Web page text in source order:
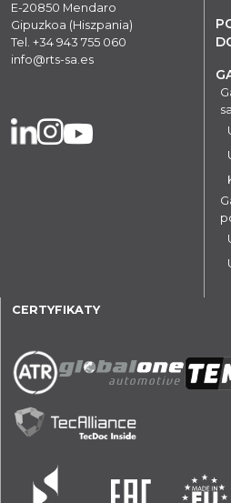
E-20850 Mendaro
Gipuzkoa (Hiszpania)
Tel. +34 943 755 060
info@rts-sa.es
CERTYFIKATY